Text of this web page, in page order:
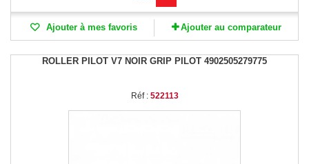
Ajouter à mes favoris Ajouter au comparateur
ROLLER PILOT V7 NOIR GRIP PILOT 4902505279775
Réf : 522113